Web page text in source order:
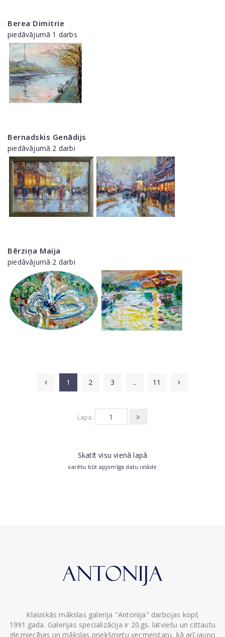
Berea Dimitrie
piedāvājumā 1 darbs
Bernadskis Genādijs
piedāvājumā 2 darbi
Bērziņa Maija
piedāvājumā 2 darbi
1 2 3 .. 11
Lapa:
Skatīt visu vienā lapā
varētu būt apjomīga datu ielāde
Klasiskās mākslas galerija "Antonija" darbojas kopš
1991.gada. Galerijas specializācija ir 20.gs. latviešu un cittautu
glezniecības un mākslas priekšmetu vecmeistaru, kā arī jauno